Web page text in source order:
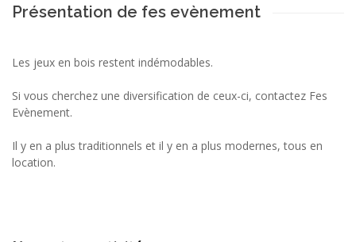
Présentation de fes evènement
Les jeux en bois restent indémodables.
Si vous cherchez une diversification de ceux-ci, contactez Fes
Evènement.
Il y en a plus traditionnels et il y en a plus modernes, tous en
location.